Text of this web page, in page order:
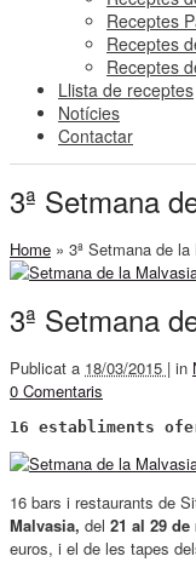
Receptes
Receptes
Receptes
Llista de receptes
Notícies
Contactar
3ª Setmana
Home » 3ª Setmana de
3ª Setmana
Publicat a 18/03/2015 | in
0 Comentaris
16 establiments
16 bars i restaurants de
Malvasia, del 21 al 29 de
euros, i el de les tapes